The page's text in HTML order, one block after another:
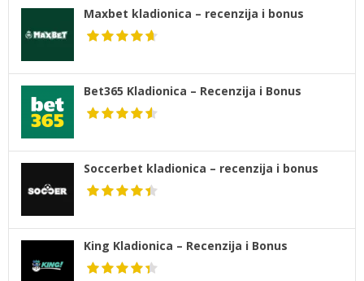
Maxbet kladionica – recenzija i bonus
Bet365 Kladionica – Recenzija i Bonus
Soccerbet kladionica – recenzija i bonus
King Kladionica – Recenzija i Bonus